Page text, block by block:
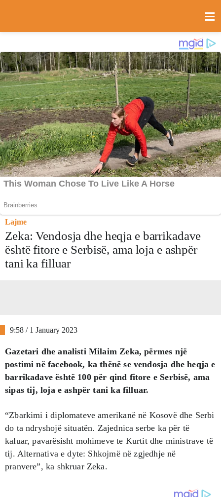
Lajme
Zeka: Vendosja dhe heqja e barrikadave
është fitore e Serbisë, ama loja e ashpër
tani ka filluar
9:58 / 1 January 2023
Gazetari dhe analisti Milaim Zeka, përmes një
postimi në facebook, ka thënë se vendosja dhe heqja e
barrikadave është 100 për qind fitore e Serbisë, ama
sipas tij, loja e ashpër tani ka filluar.
“Zbarkimi i diplomateve amerikanë në Kosovë dhe Serbi
do ta ndryshojë situatën. Zajednica serbe ka për të
kaluar, pavarësisht mohimeve te Kurtit dhe ministrave të
tij. Alternativa e dyte: Shkojmë në zgjedhje në
pranvere”, ka shkruar Zeka.